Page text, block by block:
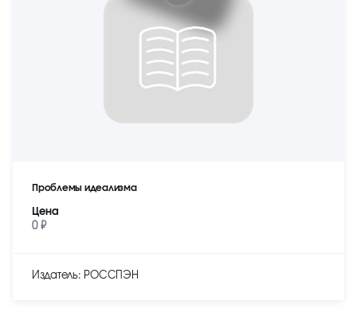
Проблемы идеализма
Цена
0 ₽
Издатель: РОССПЭН